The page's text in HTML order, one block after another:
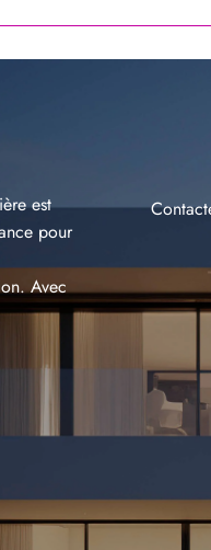
est
pour
Avec